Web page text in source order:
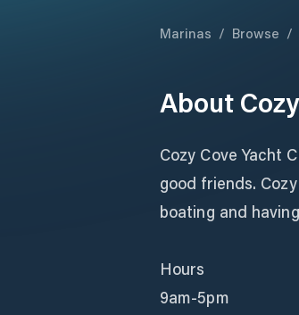
Marinas / Browse /
About
Cozy Cove Yacht
good friends.
boating and
Hours
9am-5pm